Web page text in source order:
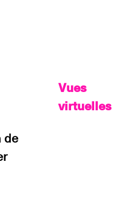
de
Vues
virtuelles